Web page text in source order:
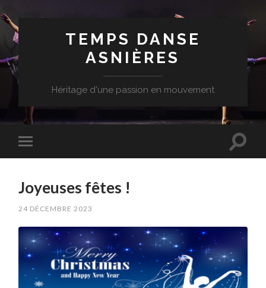
TEMPS DANSE
ASNIÈRES
Héritage d'une passion en mouvement
Joyeuses fêtes !
24 DÉCEMBRE 2023